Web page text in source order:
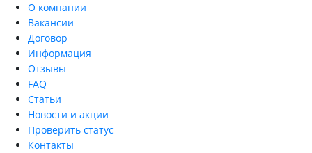
О компании
Вакансии
Договор
Информация
Отзывы
FAQ
Статьи
Новости и акции
Проверить статус
Контакты